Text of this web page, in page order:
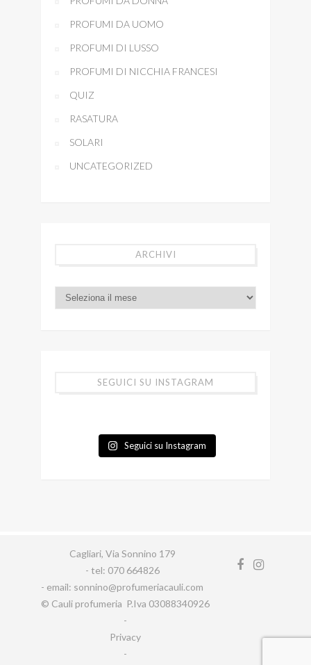
PROFUMI DA UOMO
PROFUMI DI LUSSO
PROFUMI DI NICCHIA FRANCESI
QUIZ
RASATURA
SOLARI
UNCATEGORIZED
ARCHIVI
SEGUICI SU INSTAGRAM
Seguici su Instagram
Cagliari, Via Sonnino 179
- tel: 070 664826
- email: sonnino@profumeriacauli.com
© Cauli profumeria P.Iva 03088340926
-
Privacy
-